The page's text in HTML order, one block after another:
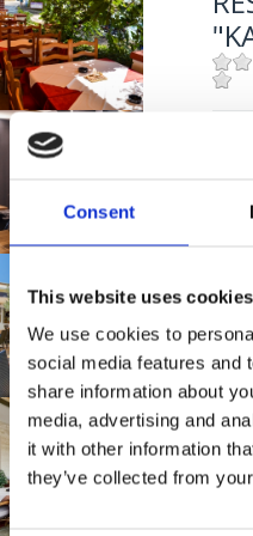
Consent
This website uses cookies
We use cookies to
social media features and
share information about
media, advertising and
it with other information
they’ve collected from